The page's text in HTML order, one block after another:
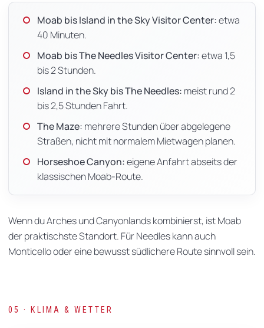
Moab bis Island in the Sky Visitor Center:etwa
40 Minuten.
Moab bis The Needles Visitor Center:etwa 1,5
bis 2 Stunden.
Island in the Sky bis The Needles: meist rund 2
bis 2,5 Stunden Fahrt.
The Maze: mehrere Stunden über abgelegene
Straßen, nicht mit normalem Mietwagen planen.
Horseshoe Canyon:eigene Anfahrt abseits der
klassischen Moab-Route.
Wenn du Arches und Canyonlands kombinierst, ist Moab
der praktischste Standort. Für Needles kann auch
Monticello oder eine bewusst südlichere Route sinnvoll sein.
05 · KLIMA & WETTER